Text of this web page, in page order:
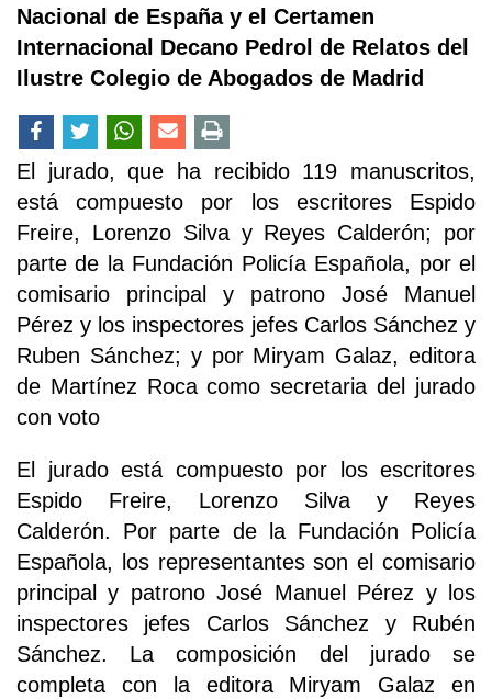
Nacional de España y el Certamen
Internacional Decano Pedrol de Relatos del
Ilustre Colegio de Abogados de Madrid
El jurado, que ha recibido 119 manuscritos,
está compuesto por los escritores Espido
Freire, Lorenzo Silva y Reyes Calderón; por
parte de la Fundación Policía Española, por el
comisario principal y patrono José Manuel
Pérez y los inspectores jefes Carlos Sánchez y
Ruben Sánchez; y por Miryam Galaz, editora
de Martínez Roca como secretaria del jurado
con voto
El jurado está compuesto por los escritores
Espido Freire, Lorenzo Silva y Reyes
Calderón. Por parte de la Fundación Policía
Española, los representantes son el comisario
principal y patrono José Manuel Pérez y los
inspectores jefes Carlos Sánchez y Rubén
Sánchez. La composición del jurado se
completa con la editora Miryam Galaz en